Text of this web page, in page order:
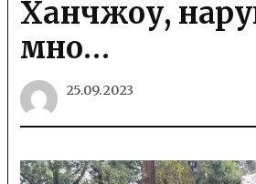
Ханчжоу,
мно…
25.09.2023